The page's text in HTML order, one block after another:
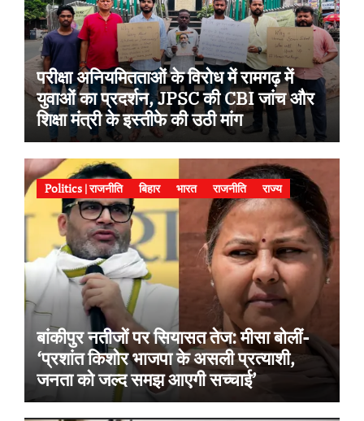
परीक्षा अनियमितताओं के विरोध में रामगढ़ में
युवाओं का प्रदर्शन, JPSC की CBI जांच और
शिक्षा मंत्री के इस्तीफे की उठी मांग
Politics | राजनीति बिहार भारत राजनीति राज्य
बांकीपुर नतीजों पर सियासत तेज: मीसा बोलीं-
‘प्रशांत किशोर भाजपा के असली प्रत्याशी,
जनता को जल्द समझ आएगी सच्चाई’